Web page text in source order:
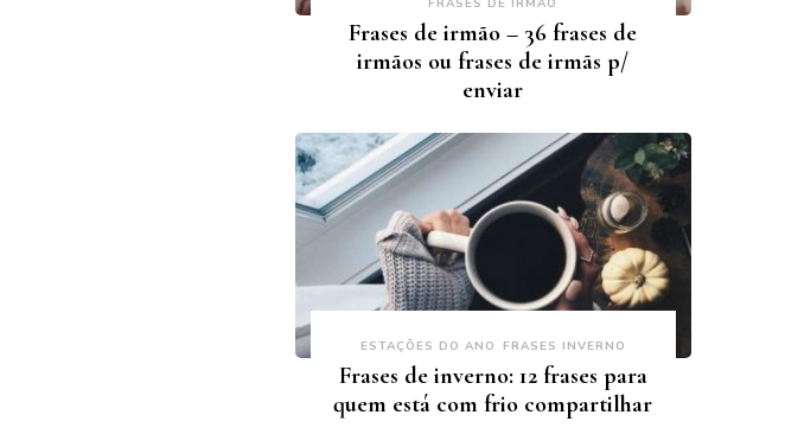
FRASES DE IRMÃO
Frases de irmão – 36 frases de
irmãos ou frases de irmãs p/
enviar
ESTAÇÕES DO ANO FRASES INVERNO
Frases de inverno: 12 frases para
quem está com frio compartilhar